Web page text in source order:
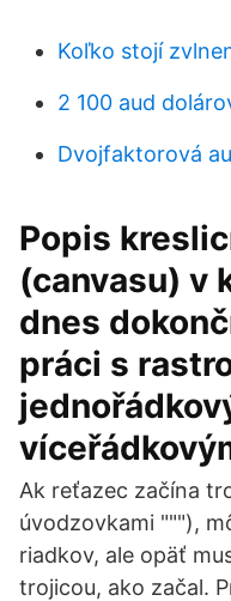
Koľko stojí
2 100 aud
Dvojfaktorová
Popis
(canvasu) v
dnes
práci s
Ak reťazec začína
úvodzovkami """),
riadkov, ale opäť
trojicou, ako začal.